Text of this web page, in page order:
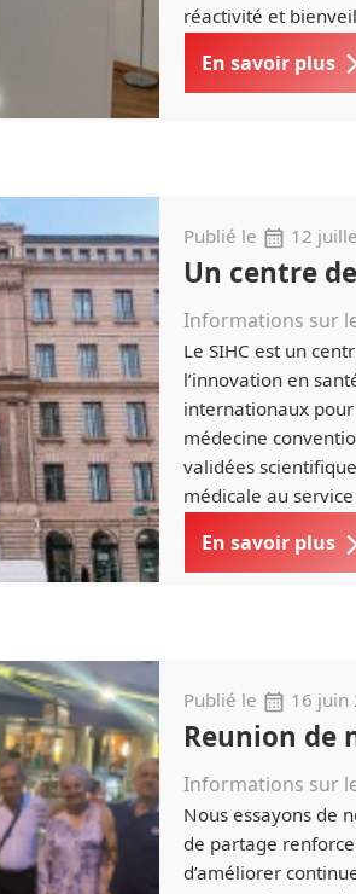
réactivité et
En savoir plus
Publié le 12
Un centre
Informations sur
Le SIHC est un
l’innovation en
internationaux
médecine
validées
médicale au
En savoir plus
Publié le 16 juin
Reunion de
Informations sur
Nous essayons de
de partage
d’améliorer